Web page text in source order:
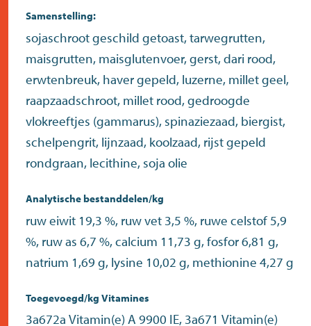
Samenstelling:
sojaschroot geschild getoast, tarwegrutten,
maisgrutten, maisglutenvoer, gerst, dari rood,
erwtenbreuk, haver gepeld, luzerne, millet geel,
raapzaadschroot, millet rood, gedroogde
vlokreeftjes (gammarus), spinaziezaad, biergist,
schelpengrit, lijnzaad, koolzaad, rijst gepeld
rondgraan, lecithine, soja olie
Analytische bestanddelen/kg
ruw eiwit 19,3 %, ruw vet 3,5 %, ruwe celstof 5,9
%, ruw as 6,7 %, calcium 11,73 g, fosfor 6,81 g,
natrium 1,69 g, lysine 10,02 g, methionine 4,27 g
Toegevoegd/kg Vitamines
3a672a Vitamin(e) A 9900 IE, 3a671 Vitamin(e)